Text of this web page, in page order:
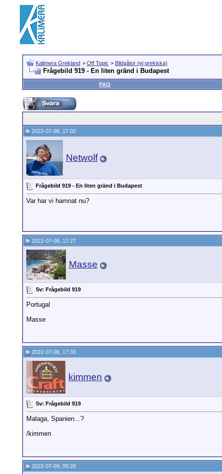
Kalimera Grekland > Off Topic > Bildgåtor (ej grekiska)
Frågebild 919 - En liten gränd i Budapest
FAQ
2022-07-08, 17:02
Netwolf
Frågebild 919 - En liten gränd i Budapest
Var har vi hamnat nu?
2022-07-08, 17:27
Masse
Sv: Frågebild 919
Portugal
Masse
2022-07-08, 17:33
kimmen
Sv: Frågebild 919
Malaga, Spanien...?
/kimmen
2022-07-09, 09:28